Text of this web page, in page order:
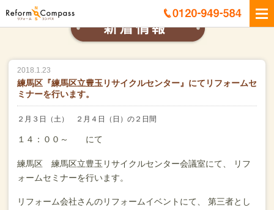
2018.1.23
練馬区『練馬区立豊玉リサイクルセンター』にてリフォームセ
ミナーを行います。
２月３日（土） ２月４日（日）の２日間
１４：００～ にて
練馬区 練馬区立豊玉リサイクルセンター会議室にて、
リフ
ォームセミナーを行います。
リフォーム会社さんのリフォームイベントにて、
第三者とし